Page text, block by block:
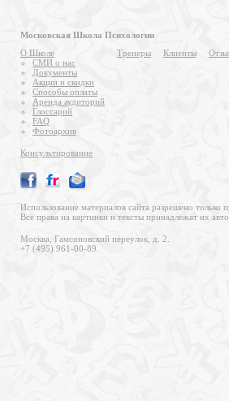
Московская Школа Психологии
О Школе
СМИ о нас
Документы
Акции и скидки
Способы оплаты
Аренда аудиторий
Глоссарий
FAQ
Фотоархив
Тренеры Клиенты
Консультирование
Использование материалов сайта разрешено только
Все права на картинки и тексты принадлежат их
Москва, Гамсоновский переулок, д. 2.
+7 (495) 961-00-89.